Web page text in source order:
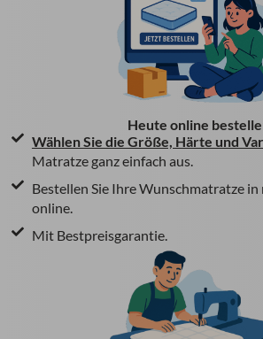
Heute online
Wählen Sie die Größe, Härte und
Matratze ganz einfach aus.
Bestellen Sie Ihre Wunschmatratze
online.
Mit Bestpreisgarantie.